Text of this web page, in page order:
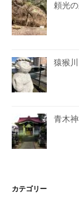
頼光
猿猴川
青木
カテゴリー